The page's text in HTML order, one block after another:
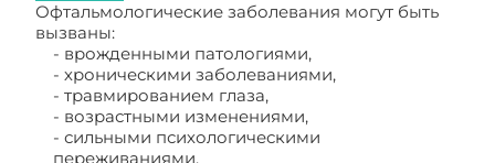
Офтальмологические заболевания могут быть
вызваны:
- врожденными патологиями,
- хроническими заболеваниями,
- травмированием глаза,
- возрастными изменениями,
- сильными психологическими
переживаниями,